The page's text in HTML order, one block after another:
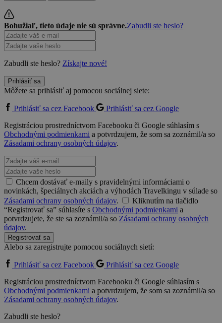
Bohužiaľ, tieto údaje nie sú správne.Zabudli ste heslo?
Zabudli ste heslo? Získajte nové!
Prihlásiť sa
Môžete sa prihlásiť aj pomocou sociálnej siete:
Prihlásiť sa cez Facebook
Prihlásiť sa cez Google
Registráciou prostredníctvom Facebooku či Google súhlasím s
Obchodnými podmienkami a potvrdzujem, že som sa zoznámil/a so
Zásadami ochrany osobných údajov.
Chcem dostávať e-maily s pravidelnými informáciami o
novinkách, špeciálnych akciách a výhodách Travelkingu v súlade so
Zásadami ochrany osobných údajov.
Kliknutím na tlačidlo
“Registrovať sa” súhlasíte s Obchodnými podmienkami a
potvrdzujete, že ste sa zoznámil/a so Zásadami ochrany osobných
údajov.
Registrovať sa
Alebo sa zaregistrujte pomocou sociálnych sietí:
Prihlásiť sa cez Facebook
Prihlásiť sa cez Google
Registráciou prostredníctvom Facebooku či Google súhlasím s
Obchodnými podmienkami a potvrdzujem, že som sa zoznámil/a so
Zásadami ochrany osobných údajov.
Zabudli ste heslo?